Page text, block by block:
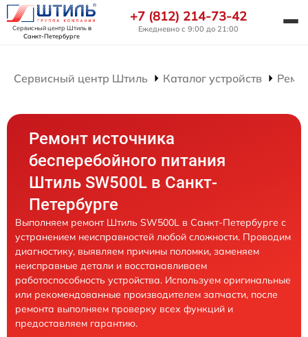
Сервисный центр Штильв
Санкт-Петербурге
+7 (812) 214-73-42
Ежедневно с 9:00 до 21:00
Сервисный центр Штиль Каталог устройств
Ремонт источника
бесперебойного питания
Штиль SW500L в Санкт-
Петербурге
Выполняем ремонт Штиль SW500L в Санкт-Петербурге с
устранением неисправностей любой сложности. Проводим
диагностику, выявляем причины поломки, заменяем
неисправные детали и восстанавливаем
работоспособность устройства. Используем оригинальные
или рекомендованные производителем запчасти, после
ремонта выполняем проверку всех функций и
предоставляем гарантию.